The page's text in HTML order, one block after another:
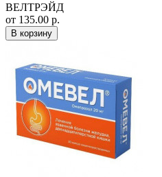
ВЕЛТРЭЙД
от 135.00 р.
В корзину